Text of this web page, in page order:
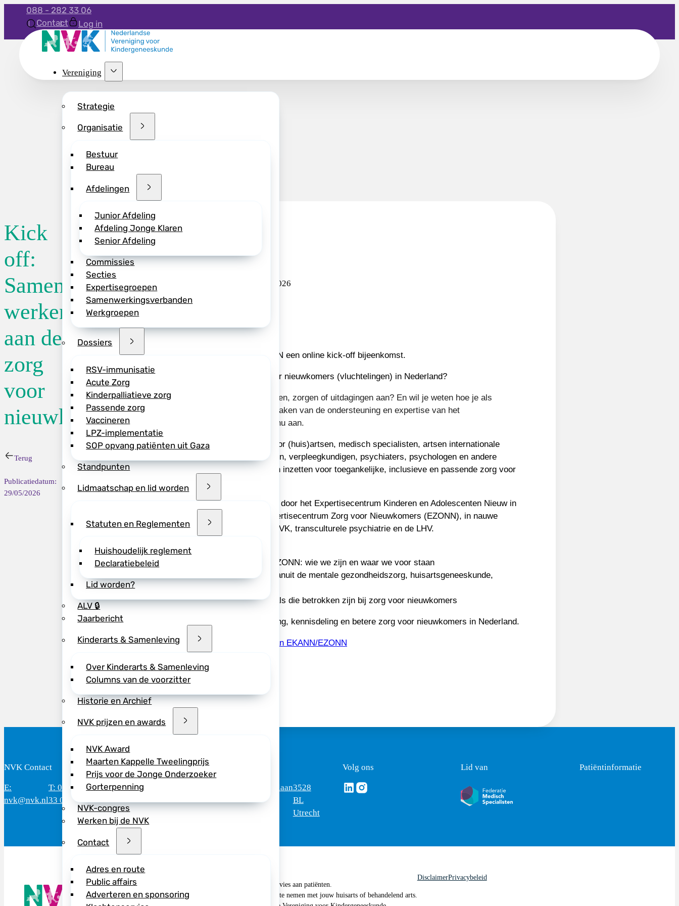
088 - 282 33 06
Contact
Log in
Vereniging
Strategie
Organisatie
Bestuur
Bureau
Afdelingen
Junior Afdeling
Afdeling Jonge Klaren
Senior Afdeling
Commissies
Secties
Expertisegroepen
Samenwerkingsverbanden
Werkgroepen
Dossiers
RSV-immunisatie
Acute Zorg
Kinderpalliatieve zorg
Passende zorg
Vaccineren
LPZ-implementatie
SOP opvang patiënten uit Gaza
Standpunten
Lidmaatschap en lid worden
Statuten en Reglementen
Huishoudelijk reglement
Declaratiebeleid
Lid worden?
ALV 🔒
Jaarbericht
Kinderarts & Samenleving
Over Kinderarts & Samenleving
Columns van de voorzitter
Historie en Archief
NVK prijzen en awards
NVK Award
Maarten Kappelle Tweelingprijs
Prijs voor de Jonge Onderzoeker
Gorterpenning
NVK-congres
Werken bij de NVK
Contact
Adres en route
Public affairs
Adverteren en sponsoring
Kick
off:
Samen
werken
aan de
zorg
voor
nieuwkomers
Terug
Publicatiedatum:
29/05/2026
01/07/2026
1 juli organiseert EKANN/EZONN een online kick-off bijeenkomst.
Ben jij betrokken bij de zorg voor nieuwkomers (vluchtelingen) in Nederland?
Loop je daarbij soms tegen vragen, zorgen of uitdagingen aan? En wil je weten hoe je als
zorgprofessional gebruik kunt maken van de ondersteuning en expertise van het
expertisecentrum? Meld je dan nu aan.
Deze bijeenkomst is bedoeld voor (huis)artsen, medisch specialisten, artsen internationale
gezondheidszorg, verloskundigen, verpleegkundigen, psychiaters, psychologen en andere
zorgprofessionals die zich willen inzetten voor toegankelijke, inclusieve en passende zorg voor
nieuwkomers.
De kick-off wordt georganiseerd door het Expertisecentrum Kinderen en Adolescenten Nieuw in
Nederland (EKANN) en het Expertisecentrum Zorg voor Nieuwkomers (EZONN), in nauwe
samenwerking met de NVOG, NVK, transculturele psychiatrie en de LHV.
Tijdens deze bijeenkomst:
• Maak je kennis met EKANN/EZONN: wie we zijn en waar we voor staan
• Hoor je inspirerende pitches vanuit de mentale gezondheidszorg, huisartsgeneeskunde,
• Ontmoet je andere professionals die betrokken zijn bij zorg voor nieuwkomers
Samen bouwen we aan verbinding, kennisdeling en betere zorg voor nieuwkomers in Nederland.
>>meld je aan via de website van EKANN/EZONN
NVK Contact
E:
nvk@nvk.nl
T: 088 - 282
33 06
Bereikbaar: 8.30 - 17.00 uur
(werkdagen)
Medica
Mercatorlaan
1200
3528
BL
Utrecht
Volg ons
Volg ons via Linkedin
Volg ons via Instagram
Lid van Patiëntinformatie
De NVK geeft geen medisch advies aan patiënten.
Wij adviseren je om contact op te nemen met jouw huisarts of behandelend arts.
DisclaimerPrivacybeleid